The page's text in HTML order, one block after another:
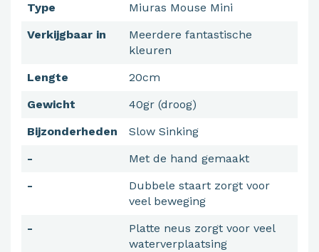
Type
Miuras Mouse Mini
Verkijgbaar in
Meerdere fantastische
kleuren
Lengte
20cm
Gewicht
40gr (droog)
Bijzonderheden
Slow Sinking
-
Met de hand gemaakt
-
Dubbele staart zorgt voor
veel beweging
-
Platte neus zorgt voor veel
waterverplaatsing